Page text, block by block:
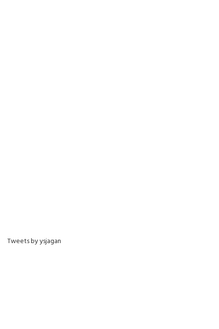
Tweets by ysjagan